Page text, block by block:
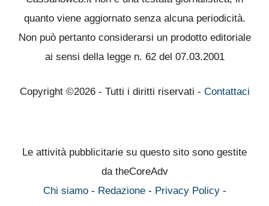
quanto viene aggiornato senza alcuna periodicità.
Non può pertanto considerarsi un prodotto editoriale
ai sensi della legge n. 62 del 07.03.2001
Copyright ©2026 - Tutti i diritti riservati - Contattaci
Le attività pubblicitarie su questo sito sono gestite
da theCoreAdv
Chi siamo- Redazione- Privacy Policy-